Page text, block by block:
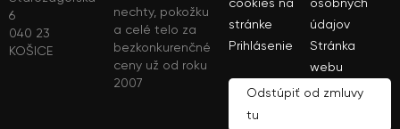
6
040 23
KOŠICE
nechty, pokožku
a celé telo za
bezkonkurenčné
ceny už od roku
2007
cookies na
stránke
osobných
údajov
Prihlásenie
Stránka
webu
Odstúpiť od zmluvy
tu